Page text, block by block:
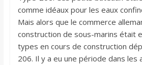
comme idéaux pour les eaux
Mais alors que le commerce
construction de sous-marins était
types en cours de construction
206. Il y a eu une période dans les